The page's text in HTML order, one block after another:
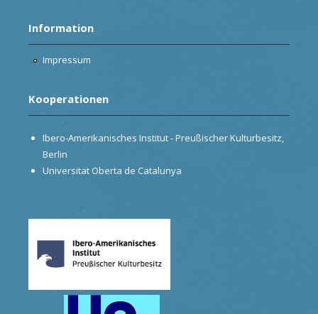
Information
Impressum
Kooperationen
Ibero-Amerikanisches Institut - Preußischer Kulturbesitz,
Berlin
Universitat Oberta de Catalunya